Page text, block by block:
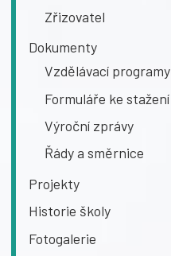
Zřizovatel
Dokumenty
Vzdělávací programy
Formuláře ke stažení
Výroční zprávy
Řády a směrnice
Projekty
Historie školy
Fotogalerie